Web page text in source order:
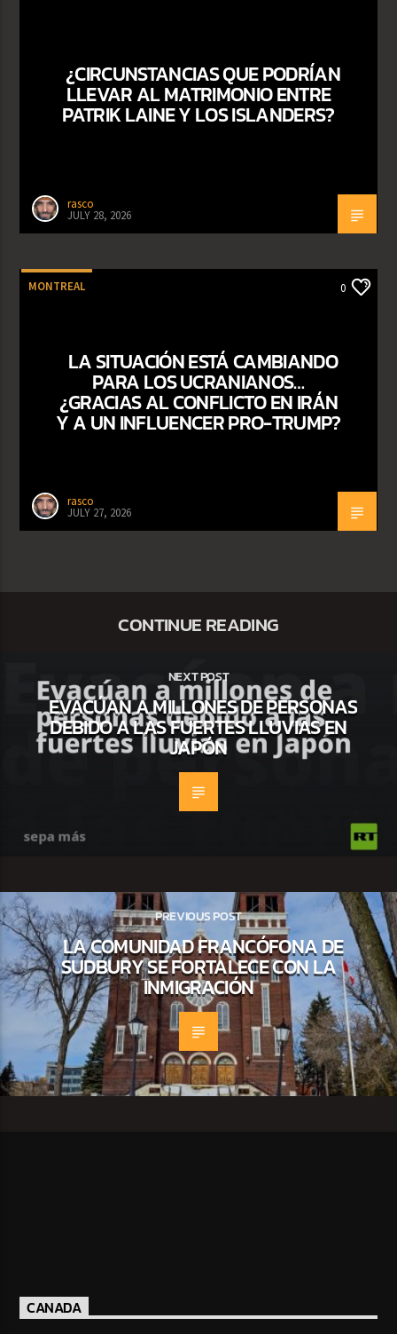
¿CIRCUNSTANCIAS QUE PODRÍAN
LLEVAR AL MATRIMONIO ENTRE
PATRIK LAINE Y LOS ISLANDERS?
rasco
JULY 28, 2026
MONTREAL 0
LA SITUACIÓN ESTÁ CAMBIANDO
PARA LOS UCRANIANOS…
¿GRACIAS AL CONFLICTO EN IRÁN
Y A UN INFLUENCER PRO-TRUMP?
rasco
JULY 27, 2026
CONTINUE READING
NEXT POST
EVACÚAN A MILLONES DE PERSONAS
DEBIDO A LAS FUERTES LLUVIAS EN
JAPÓN
PREVIOUS POST
LA COMUNIDAD FRANCÓFONA DE
SUDBURY SE FORTALECE CON LA
INMIGRACIÓN
CANADA